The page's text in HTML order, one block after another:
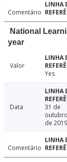
Comentário
National
year
Valor
Yes
Data
31 de
outubro
de 2019
Comentário